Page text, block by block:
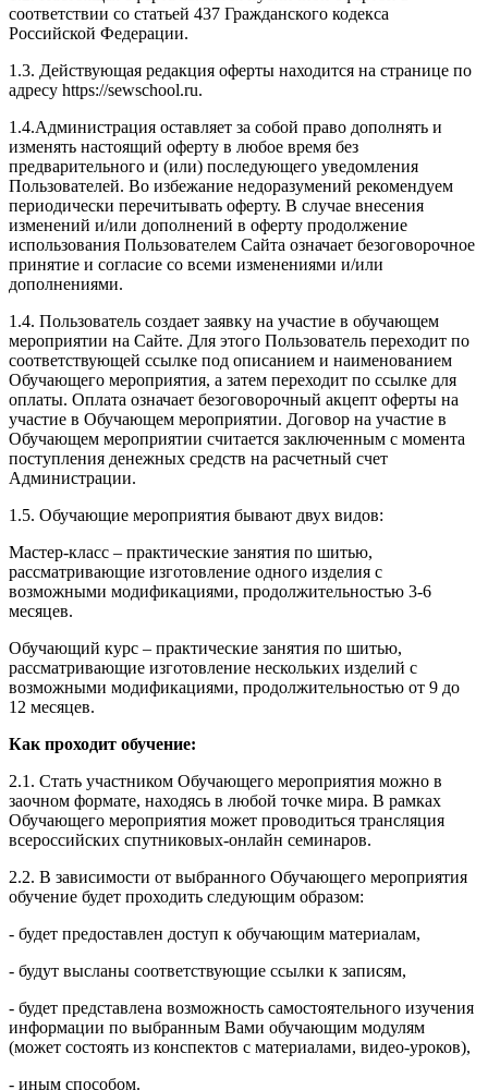
соответствии со статьей 437 Гражданского кодекса
Российской Федерации.
1.3. Действующая редакция оферты находится на странице по
адресу https://sewschool.ru.
1.4.Администрация оставляет за собой право дополнять и
изменять настоящий оферту в любое время без
предварительного и (или) последующего уведомления
Пользователей. Во избежание недоразумений рекомендуем
периодически перечитывать оферту. В случае внесения
изменений и/или дополнений в оферту продолжение
использования Пользователем Сайта означает безоговорочное
принятие и согласие со всеми изменениями и/или
дополнениями.
1.4. Пользователь создает заявку на участие в обучающем
мероприятии на Сайте. Для этого Пользователь переходит по
соответствующей ссылке под описанием и наименованием
Обучающего мероприятия, а затем переходит по ссылке для
оплаты. Оплата означает безоговорочный акцепт оферты на
участие в Обучающем мероприятии. Договор на участие в
Обучающем мероприятии считается заключенным с момента
поступления денежных средств на расчетный счет
Администрации.
1.5. Обучающие мероприятия бывают двух видов:
Мастер-класс – практические занятия по шитью,
рассматривающие изготовление одного изделия с
возможными модификациями, продолжительностью 3-6
месяцев.
Обучающий курс – практические занятия по шитью,
рассматривающие изготовление нескольких изделий с
возможными модификациями, продолжительностью от 9 до
12 месяцев.
Как проходит обучение:
2.1. Стать участником Обучающего мероприятия можно в
заочном формате, находясь в любой точке мира. В рамках
Обучающего мероприятия может проводиться трансляция
всероссийских спутниковых-онлайн семинаров.
2.2. В зависимости от выбранного Обучающего мероприятия
обучение будет проходить следующим образом:
- будет предоставлен доступ к обучающим материалам,
- будут высланы соответствующие ссылки к записям,
- будет представлена возможность самостоятельного изучения
информации по выбранным Вами обучающим модулям
(может состоять из конспектов с материалами, видео-уроков),
- иным способом.